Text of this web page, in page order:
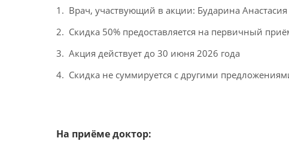
Врач, участвующий в акции: Бударина
Скидка 50% предоставляется на первичный
Акция действует до 30 июня 2026 года
Скидка не суммируется с другими
На приёме доктор: